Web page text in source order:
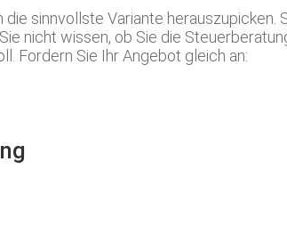
sinnvollste Variante herauszupicken.
nicht wissen, ob Sie die
Fordern Sie Ihr Angebot gleich an: